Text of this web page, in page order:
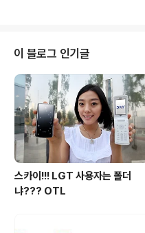
-------------------------------- 큐브
상 시나리오 소프트웨어 개발에는 끝이
이 블로그 인기글
스카이!!! LGT 사용자는 폴더
냐??? OTL